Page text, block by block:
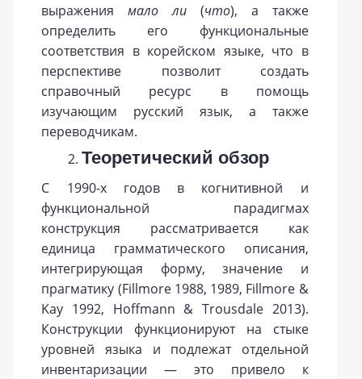
выражениямало ли (что), а также
определить его функциональные
соответствия в корейском языке, что в
перспективе позволит создать
справочный ресурс в помощь
изучающим русский язык, а также
переводчикам.
Теоретический обзор
С 1990-х годов в когнитивной и
функциональной парадигмах
конструкция рассматривается как
единица грамматического описания,
интегрирующая форму, значение и
прагматику (Fillmore 1988, 1989, Fillmore &
Kay 1992, Hoffmann & Trousdale 2013).
Конструкции функционируют на стыке
уровней языка и подлежат отдельной
инвентаризации — это привело к